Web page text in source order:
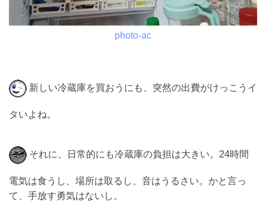
photo-ac
新しい冷蔵庫を買おうにも、突然の出費がけっこうイ
タいよね。
それに、日常的にも冷蔵庫の負担は大きい。24時間
電気は食うし、場所は取るし、音はうるさい。かと言っ
て、手放す勇気はないし。